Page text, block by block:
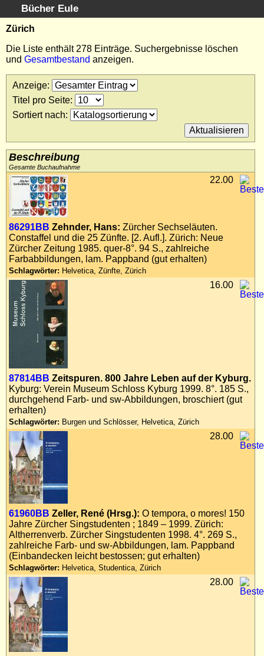
Bücher Eule
Startseite
Erweiterte Suche
Kundenservice
Kontakt
Kategorien
Kataloge
Warenkorb
Allgemeine Geschäftsbedingungen
Widerruf
Wir über uns
Newsletter kostenlos abonnieren
Sammlersoftware
Links
Impressum
Datenschutz
Zürich
Die Liste enthält 278 Einträge. Suchergebnisse löschen
und Gesamtbestand anzeigen.
Anzeige:
Titel pro Seite:
Sortiert nach:
Beschreibung
Gesamte Buchaufnahme
86291BB Zehnder, Hans: Zürcher Sechseläuten.
Constaffel und die 25 Zünfte. [2. Aufl.]. Zürich: Neue
Zürcher Zeitung 1985. quer-8°. 94 S., zahlreiche
Farbabbildungen, lam. Pappband (gut erhalten)
Schlagwörter: Helvetica, Zünfte, Zürich
22.00
87814BB Zeitspuren. 800 Jahre Leben auf der Kyburg.
Kyburg: Verein Museum Schloss Kyburg 1999. 8°. 185 S.,
durchgehend Farb- und sw-Abbildungen, broschiert (gut
erhalten)
Schlagwörter: Burgen und Schlösser, Helvetica, Zürich
16.00
61960BB Zeller, René (Hrsg.): O tempora, o mores! 150
Jahre Zürcher Singstudenten ; 1849 – 1999. Zürich:
Altherrenverb. Zürcher Singstudenten 1998. 4°. 269 S.,
zahlreiche Farb- und sw-Abbildungen, lam. Pappband
(Einbandecken leicht bestossen; gut erhalten)
Schlagwörter: Helvetica, Studentica, Zürich
28.00
28.00